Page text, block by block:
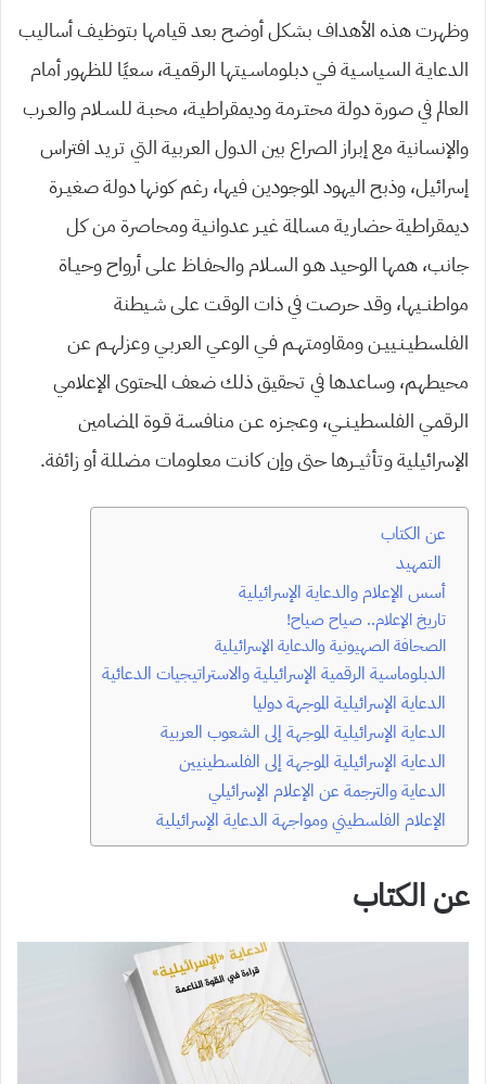
وظهرت هذه الأهداف بشكل أوضح بعد قيامها بتوظيـف أساليب
الدعايـة السياسـية فـي دبلوماسـيتها الرقميـة، سعيًا للظهور أمام
العالم في صورة دولة محتـرمة وديمقراطيـة، محبـة للسـلام والعـرب
والإنسانية مع إبراز الصراع بين الدول العربية التي تريد افتراس
إسرائيل، وذبح اليهود الموجودين فيها، رغم كونها دولة صغيـرة
ديمقراطية حضارية مسالمة غيـر عدوانـية ومحاصرة من كل
جانب، همها الوحيد هـو السـلام والحفـاظ علـى أرواح وحيـاة
مواطنــيها، وقد حرصت في ذات الوقت على شـيطنة
الفلسطيـنـييـن ومقاومتهـم فـي الوعـي العربـي وعزلهـم عن
محيطهم، وساعدها في تحقيق ذلك ضعف المحتوى الإعلامي
الرقمـي الفلسطيـنــي، وعجـزه عـن منافسـة قـوة المضامين
الإسرائيلية وتأثيــرها حتى وإن كانت معلومات مضللة أو زائفة.
عن الكتاب
التمهيد
أسس الإعلام والدعاية الإسرائيلية
تاريخ الإعلام.. صياح صياح!
الصحافة الصهيونية والدعاية الإسرائيلية
الدبلوماسية الرقمية الإسرائيلية والاستراتيجيات الدعائية
الدعاية الإسرائيلية الموجهة دوليا
الدعاية الإسرائيلية الموجهة إلى الشعوب العربية
الدعاية الإسرائيلية الموجهة إلى الفلسطينيين
الدعاية والترجمة عن الإعلام الإسرائيلي
الإعلام الفلسطيني ومواجهة الدعاية الإسرائيلية
عن الكتاب